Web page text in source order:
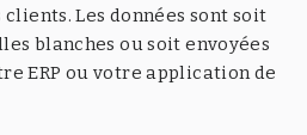
Les données sont soit
blanches ou soit envoyées
ERP ou votre application de